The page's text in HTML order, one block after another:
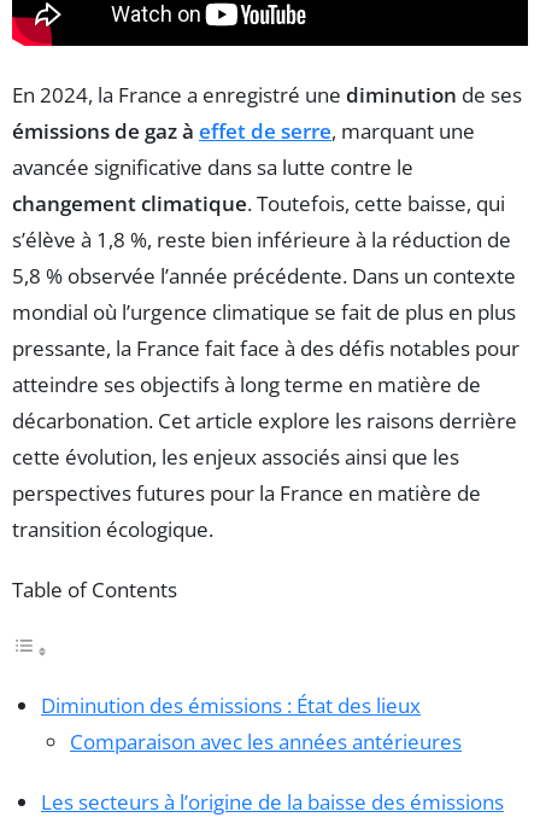
En 2024, la France a enregistré une diminution de ses
émissions de gaz à effet de serre, marquant une
avancée significative dans sa lutte contre le
changement climatique. Toutefois, cette baisse, qui
s’élève à 1,8 %, reste bien inférieure à la réduction de
5,8 % observée l’année précédente. Dans un contexte
mondial où l’urgence climatique se fait de plus en plus
pressante, la France fait face à des défis notables pour
atteindre ses objectifs à long terme en matière de
décarbonation. Cet article explore les raisons derrière
cette évolution, les enjeux associés ainsi que les
perspectives futures pour la France en matière de
transition écologique.
Table of Contents
Diminution des émissions : État des lieux
Comparaison avec les années antérieures
Les secteurs à l’origine de la baisse des émissions